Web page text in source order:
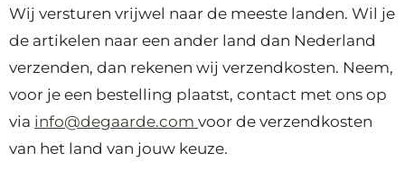
Wij versturen vrijwel naar de meeste landen. Wil je
de artikelen naar een ander land dan Nederland
verzenden, dan rekenen wij verzendkosten. Neem,
voor je een bestelling plaatst, contact met ons op
via info@degaarde.com voor de verzendkosten
van het land van jouw keuze.